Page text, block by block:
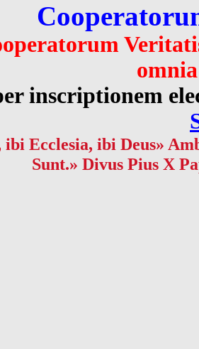
inscriptionem
ibi Ecclesia, ibi Deus»
Sunt.» Divus Pius X